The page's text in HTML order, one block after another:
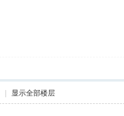
显示全部楼层